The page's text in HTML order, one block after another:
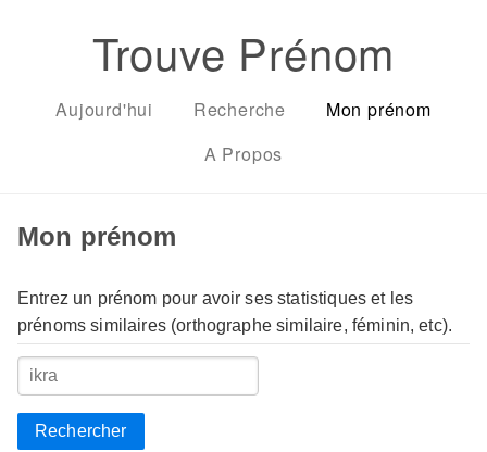
Trouve Prénom
Aujourd'hui Recherche
Mon prénom
A Propos
Mon prénom
Entrez un prénom pour avoir ses statistiques et les
prénoms similaires (orthographe similaire, féminin, etc).
Rechercher